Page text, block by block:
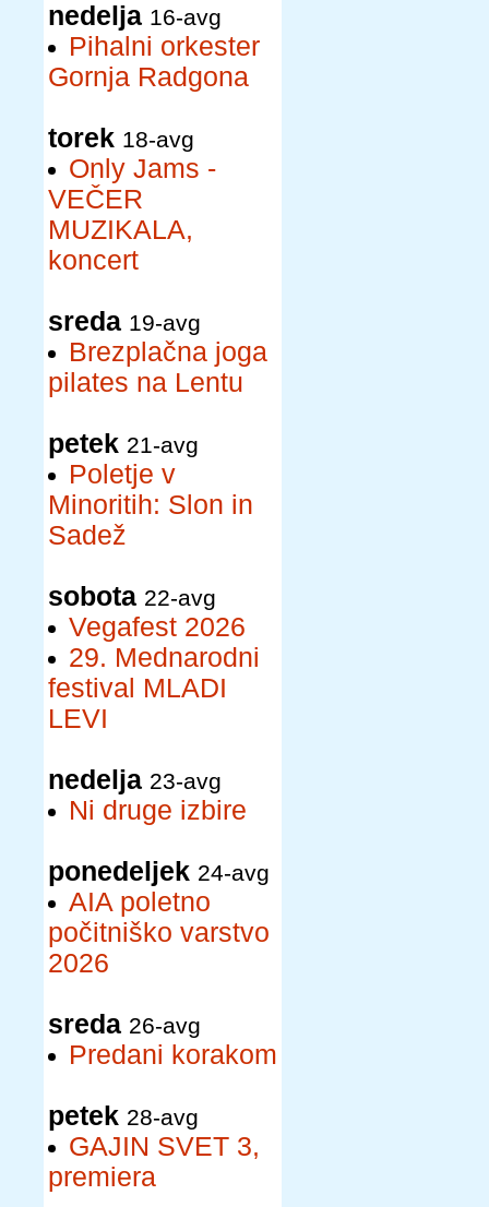
nedelja 16-avg
Pihalni orkester
Gornja Radgona
torek 18-avg
Only Jams -
VEČER
MUZIKALA,
koncert
sreda 19-avg
Brezplačna joga
pilates na Lentu
petek 21-avg
Poletje v
Minoritih: Slon in
Sadež
sobota 22-avg
Vegafest 2026
29. Mednarodni
festival MLADI
LEVI
nedelja 23-avg
Ni druge izbire
ponedeljek 24-avg
AIA poletno
počitniško varstvo
2026
sreda 26-avg
Predani korakom
petek 28-avg
GAJIN SVET 3,
premiera